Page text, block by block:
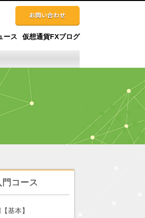
ース 仮想通貨FXブログ
コース
基本】